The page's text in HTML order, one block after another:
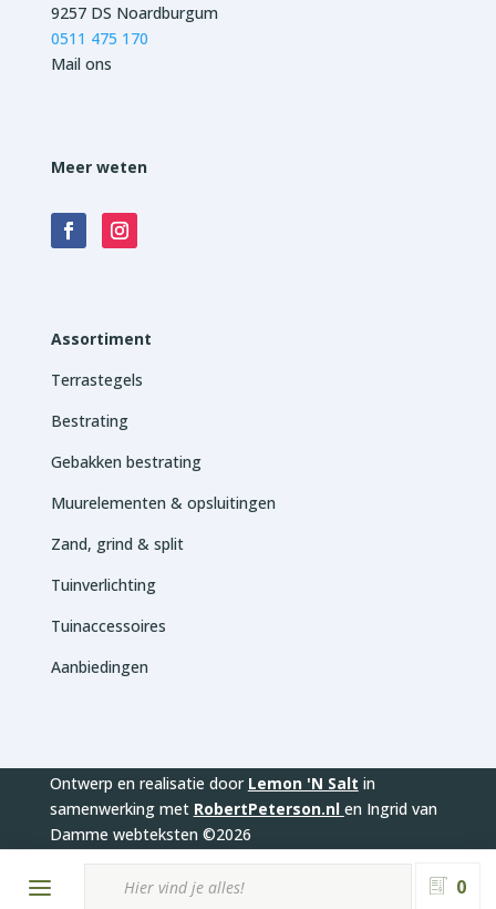
Producten
zoeken
0
9257 DS Noardburgum
0511 475 170
Mail ons
Meer weten
Assortiment
Terrastegels
Bestrating
Gebakken bestrating
Muurelementen & opsluitingen
Zand, grind & split
Tuinverlichting
Tuinaccessoires
Aanbiedingen
Ontwerp en realisatie door Lemon 'N Salt in
samenwerking met RobertPeterson.nl en Ingrid van
Damme webteksten ©2026